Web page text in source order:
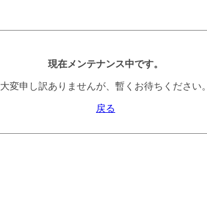
現在メンテナンス中です。
大変申し訳ありませんが、暫くお待ちください。
戻る